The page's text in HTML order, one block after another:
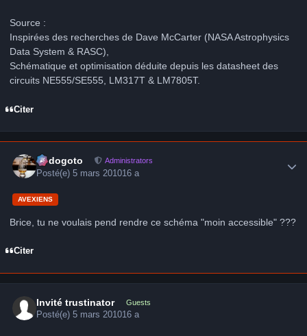
Source :
Inspirées des recherches de Dave McCarter (NASA Astrophysics
Data System & RASC),
Schématique et optimisation déduite depuis les datasheet des
circuits NE555/SE555, LM317T & LM7805T.
Citer
frédogoto Administrators
Posté(e)5 mars 201016 a
AVEXIENS
Brice, tu ne voulais pend rendre ce schéma "moin accessible" ???
Citer
Invité trustinator Guests
Posté(e)5 mars 201016 a